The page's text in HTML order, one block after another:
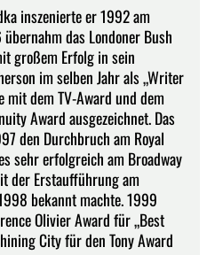
inszenierte er 1992 am
das Londoner Bush
großem Erfolg in sein
im selben Jahr als „Writer
mit dem TV-Award und dem
Award ausgezeichnet. Das
den Durchbruch am Royal
sehr erfolgreich am Broadway
der Erstaufführung am
bekannt machte. 1999
Olivier Award für „Best
City für den Tony Award